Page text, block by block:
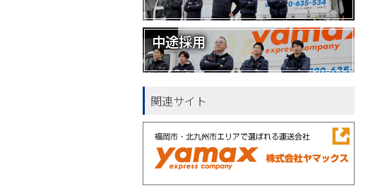
中途採用
関連サイト